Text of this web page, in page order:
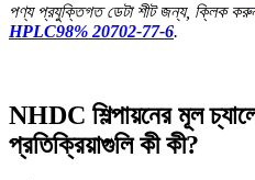
পণ্য প্রযুক্তিগত ডেটা শীট জন্য, ক্লিক
HPLC98% 20702-77-6.
NHDC শিল্পায়নের মূল
প্রতিক্রিয়াগুলি কী কী?